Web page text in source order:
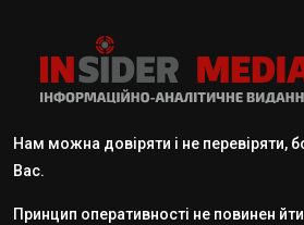
Нам можна довіряти і не перевіряти,
Вас.
Принцип оперативності не повинен